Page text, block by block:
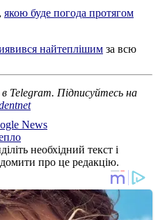
якою буде погода протягом
найтеплішим за всю
в Telegram. Підписуйтесь на
News
необхідний текст і
про це редакцію.